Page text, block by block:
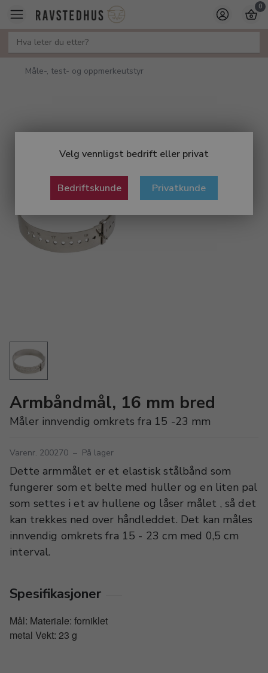
Velg vennligst bedrift eller privat
Bedriftskunde Privatkunde
0
Måle-, test- og oppmerkeutstyr
Armbåndmål, 16 mm bred
Måler innvendig omkrets fra 15 -23 mm
Varenr. 200270 – På lager
Dette armmålet er et elastisk stålbånd som
fungerer som et belte med huller og en liten pal
som settes i et av hullene og låser målet , så det
kan trekkes ned over håndleddet. Det kan måles
innvendig omkrets fra 15 - 23 cm med 0,5 cm
interval.
Spesifikasjoner
Mål: Materiale: forniklet
metal Vekt: 23 g